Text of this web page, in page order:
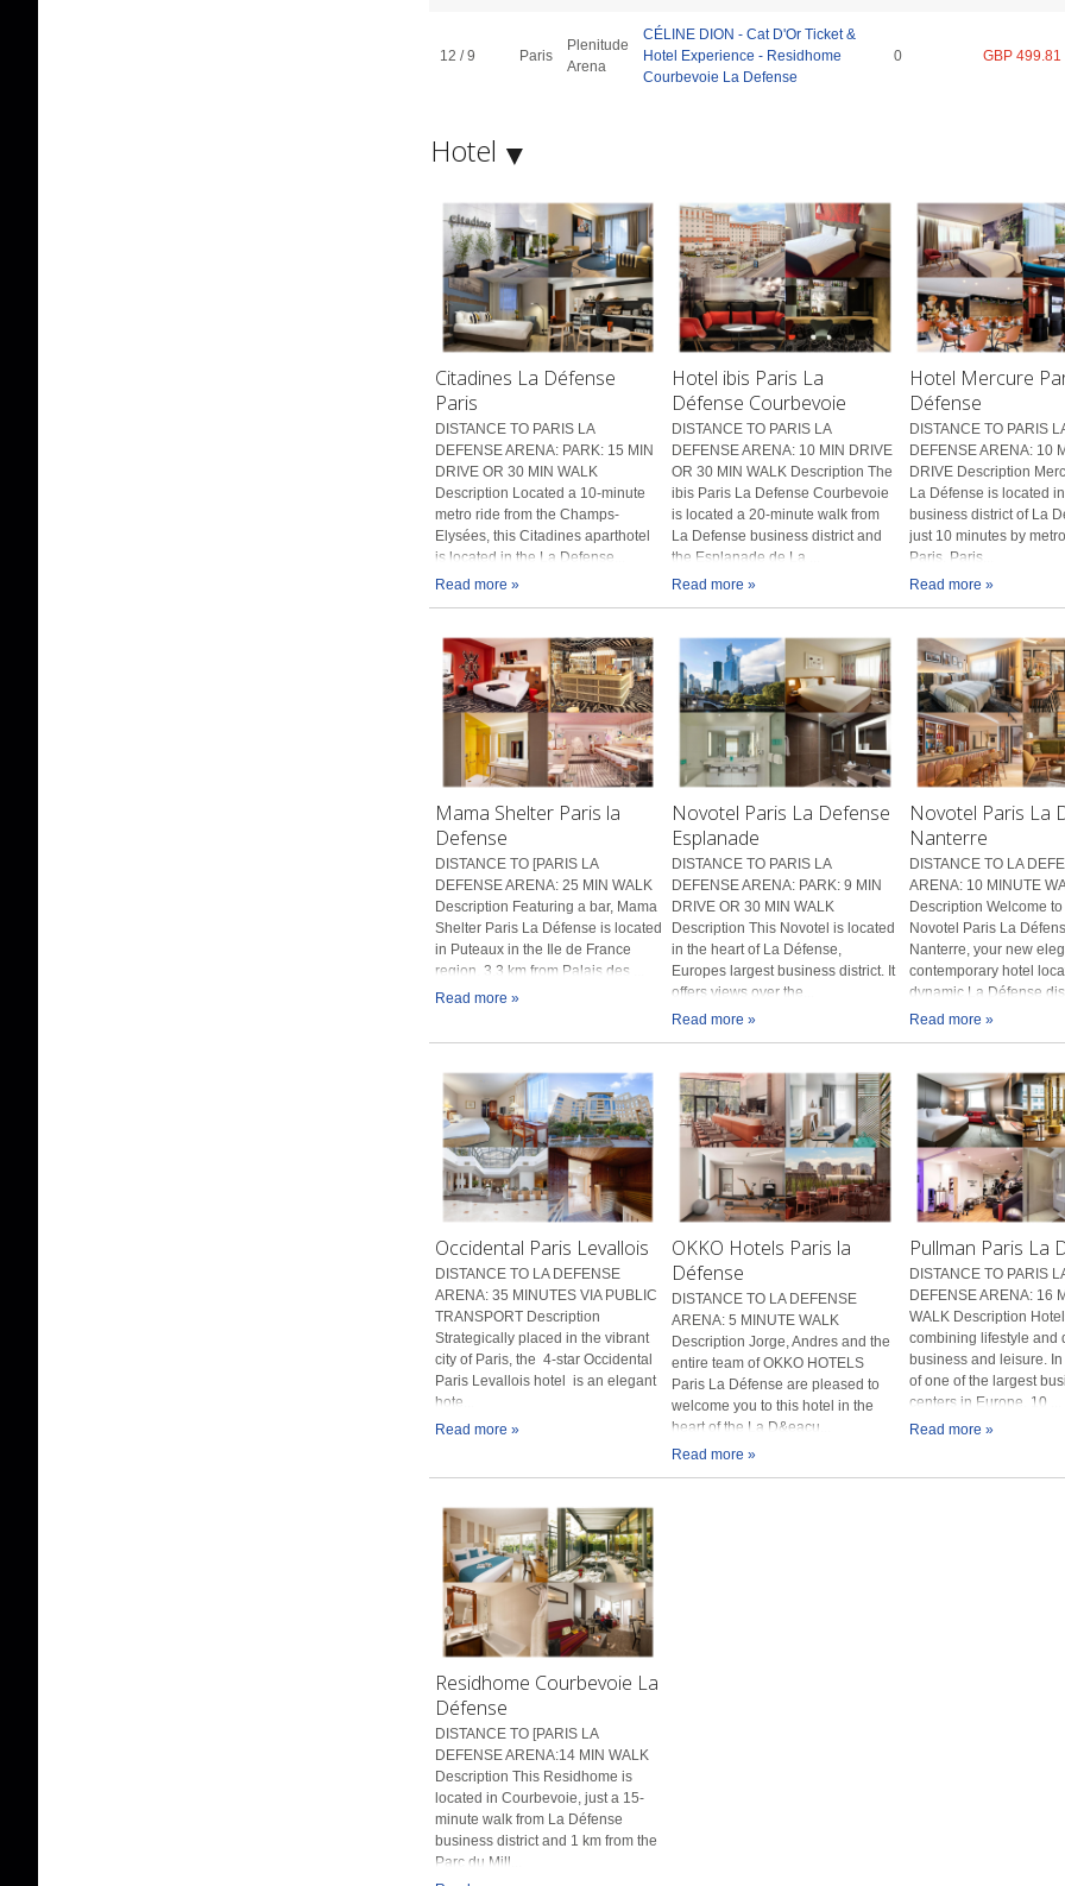
12 / 9 Paris
Plenitude
Arena
CÉLINE DION - Cat D'Or Ticket &
Hotel Experience - Residhome
Courbevoie La Defense
0 GBP 499.81
Hotel
Citadines La Défense
Paris
DISTANCE TO PARIS LA
DEFENSE ARENA: PARK: 15 MIN
DRIVE OR 30 MIN WALK
Description Located a 10-minute
metro ride from the Champs-
Elysées, this Citadines aparthotel
is located in the La Defense...
Read more »
Hotel ibis Paris La
Défense Courbevoie
DISTANCE TO PARIS LA
DEFENSE ARENA: 10 MIN DRIVE
OR 30 MIN WALK Description The
ibis Paris La Defense Courbevoie
is located a 20-minute walk from
La Defense business district and
the Esplanade de La ...
Read more »
Hotel Mercure
Défense
DISTANCE TO PARIS
DEFENSE ARENA: 10
DRIVE Description
La Défense is located
business district of La
just 10 minutes by
Paris. Paris...
Read more »
Mama Shelter Paris la
Defense
DISTANCE TO [PARIS LA
DEFENSE ARENA: 25 MIN WALK
Description Featuring a bar, Mama
Shelter Paris La Défense is located
in Puteaux in the Ile de France
region, 3.3 km from Palais des ...
Read more »
Novotel Paris La Defense
Esplanade
DISTANCE TO PARIS LA
DEFENSE ARENA: PARK: 9 MIN
DRIVE OR 30 MIN WALK
Description This Novotel is located
in the heart of La Défense,
Europes largest business district. It
offers views over the...
Read more »
Novotel Paris La
Nanterre
DISTANCE TO LA
ARENA: 10 MINUTE
Description Welcome to
Novotel Paris La
Nanterre, your new
contemporary hotel
dynamic La Défense
Read more »
Occidental Paris Levallois
DISTANCE TO LA DEFENSE
ARENA: 35 MINUTES VIA PUBLIC
TRANSPORT Description
Strategically placed in the vibrant
city of Paris, the 4-star Occidental
Paris Levallois hotel is an elegant
hote...
Read more »
OKKO Hotels Paris la
Défense
DISTANCE TO LA DEFENSE
ARENA: 5 MINUTE WALK
Description Jorge, Andres and the
entire team of OKKO HOTELS
Paris La Défense are pleased to
welcome you to this hotel in the
heart of the La D&eacu...
Read more »
Pullman Paris La
DISTANCE TO PARIS
DEFENSE ARENA: 16
WALK Description
combining lifestyle and
business and leisure.
of one of the largest
centers in Europe, 10 ...
Read more »
Residhome Courbevoie La
Défense
DISTANCE TO [PARIS LA
DEFENSE ARENA:14 MIN WALK
Description This Residhome is
located in Courbevoie, just a 15-
minute walk from La Défense
business district and 1 km from the
Parc du Mill...